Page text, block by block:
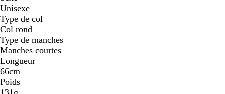
Unisexe
Type de col
Col rond
Type de manches
Manches courtes
Longueur
66cm
Poids